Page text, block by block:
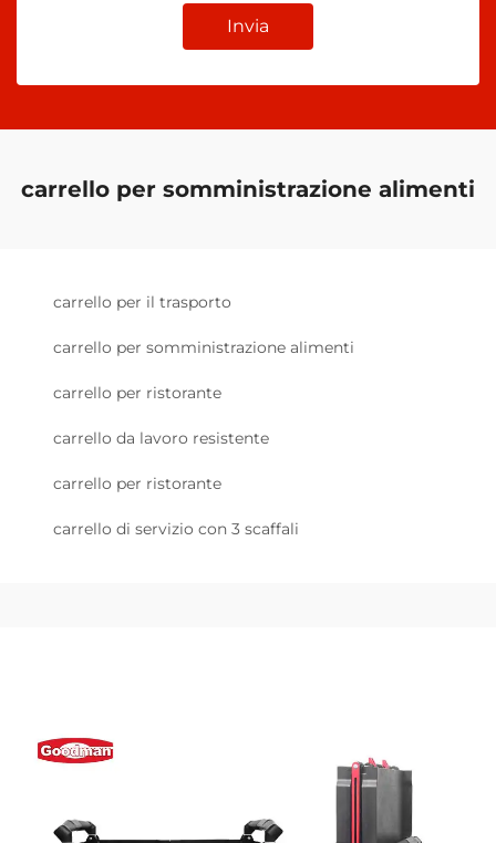
Invia
carrello per somministrazione alimenti
carrello per il trasporto
carrello per somministrazione alimenti
carrello per ristorante
carrello da lavoro resistente
carrello per ristorante
carrello di servizio con 3 scaffali